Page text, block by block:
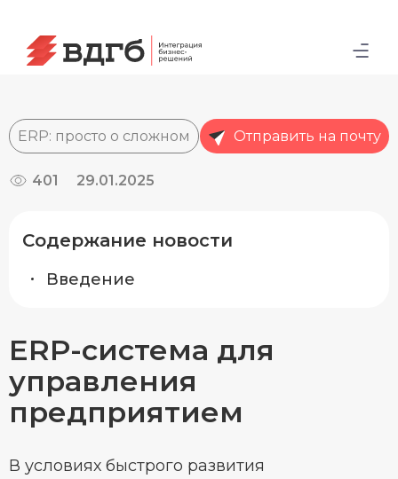
Содержание новости
Введение
ERP: просто о сложном Отправить на почту
401 29.01.2025
ERP-система для
управления
предприятием
В условиях быстрого развития